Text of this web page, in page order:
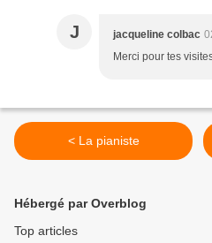
J jacqueline colbac
Merci pour tes
< La pianiste
Hébergé par Overblog
Top articles